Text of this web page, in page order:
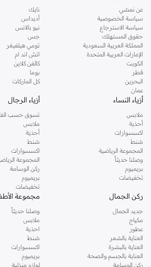
عن نمشي
سياسة الخصوصية
سياسة الاسترجاع
حقوق المستهلك
المملكة العربية السعودية
الإمارات العربية المتحدة
الكويت
قطر
البحرين
عمان
نايك
أديداس
نيو بالانس
جس
تومي هيلفيغر
اتش اند ام
كالفن كلاين
بوما
كل الماركات
أزياء النساء
ملابس
أحذية
اكسسوارات
شنط
المجموعة الرياضية
وصلنا حديثاً
بريميوم
تخفيضات
أزياء الرجال
تسوق حسب
ملابس
أحذية
شنط
اكسسوارات
المجموعة
ركن الوسامة
بريميوم
تخفيضات
ركن الجمال
جديد الجمال
مكياج
عطور
العناية بالشعر
العناية بالبشرة
العناية بالجسم والصحة
ركن الوسامة
مجموعة
وصلنا حديثاً
ملابس
احذية
شنط
اكسسوارات
بريميوم
لوازم منزلية